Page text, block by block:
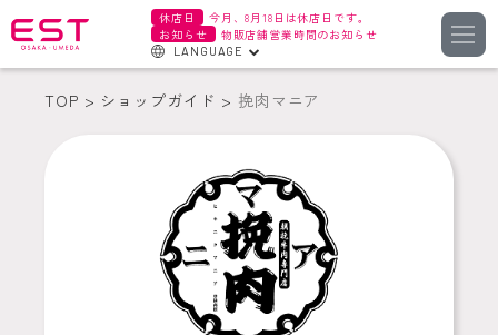
休店日
今月、8月18日は休店日です。
お知らせ
物販店舗営業時間のお知らせ
LANGUAGE
繁体字
TOP ショップガイド 挽肉マニア